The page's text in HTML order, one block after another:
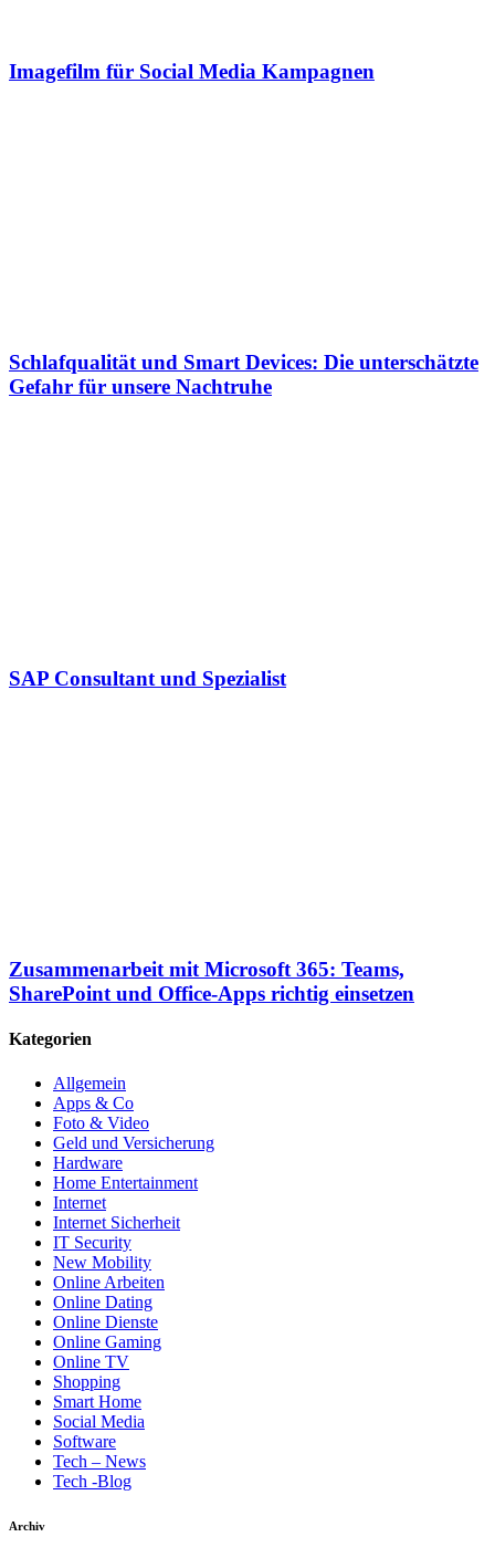
Imagefilm für Social Media Kampagnen
Schlafqualität und Smart Devices: Die unterschätzte
Gefahr für unsere Nachtruhe
SAP Consultant und Spezialist
Zusammenarbeit mit Microsoft 365: Teams,
SharePoint und Office-Apps richtig einsetzen
Kategorien
Allgemein
Apps & Co
Foto & Video
Geld und Versicherung
Hardware
Home Entertainment
Internet
Internet Sicherheit
IT Security
New Mobility
Online Arbeiten
Online Dating
Online Dienste
Online Gaming
Online TV
Shopping
Smart Home
Social Media
Software
Tech – News
Tech -Blog
Archiv